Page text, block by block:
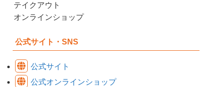
テイクアウト
オンラインショップ
公式サイト・SNS
公式サイト
公式オンラインショップ